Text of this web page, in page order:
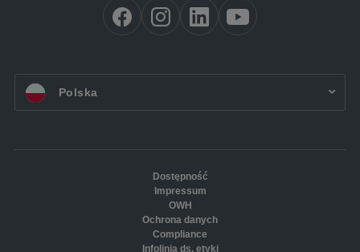
PL: Polska
Dostępność
Impressum
OWH
Ochrona danych
Compliance
Infolinia ds. etyki